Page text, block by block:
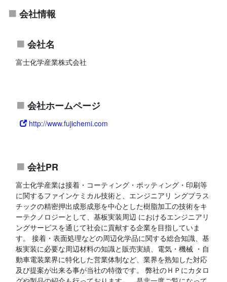
会社情報
会社名
富士化学産業株式会社
会社ホームページ
http://www.fujichemi.com
会社PR
富士化学産業は接着・コーティング・ポッティング・印刷等
に関するファインケミカル技術と、エンジニアリ ングプラス
チックの精密押出成形成形を中心とした樹脂加工の技術をキ
ーテクノロジーとして、基板実装周辺 におけるエンジニアリ
ングサービスを通じて社会に貢献する企業を目指していま
す。 接着・表面処理などの周辺化学品に関する総合知識、基
板実装に必要な周辺材料の知識と販売実績、電気・機械 ・自
動車電装業界に特化した営業体制など、業界を熟知した対応
及び提案が出来る事が当社の特徴です。 弊社のＨＰにカタロ